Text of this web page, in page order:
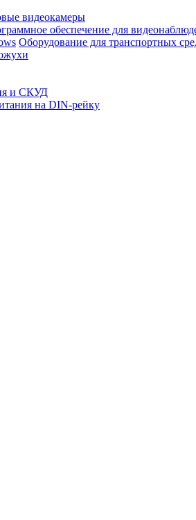
видеокамеры
обеспечение для
Оборудование для транспортных
и СКУД
на DIN-рейку